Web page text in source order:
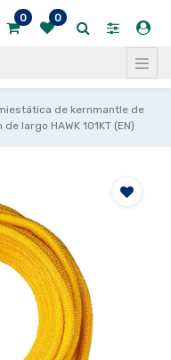
0 0
de kernmantle de
largo HAWK 101KT (EN)